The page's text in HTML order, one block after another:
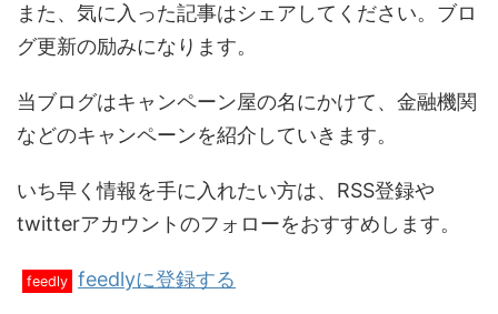
また、気に入った記事はシェアしてください。ブロ
グ更新の励みになります。
当ブログはキャンペーン屋の名にかけて、金融機関
などのキャンペーンを紹介していきます。
いち早く情報を手に入れたい方は、RSS登録や
twitterアカウントのフォローをおすすめします。
feedly feedlyに登録する